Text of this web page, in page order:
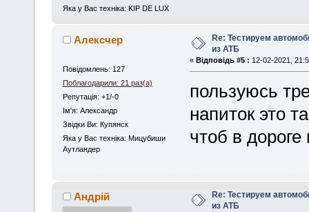
Яка у Вас техніка: KIP DE LUX
Алексчер
Повідомлень: 127
Поблагодарили: 21 раз(а)
Репутація: +1/-0
Iм'я: Александр
Звідки Ви: Купянск
Яка у Вас техніка: Мицубиши
Аутландер
Re: Тестируем
из АТБ
« Відповідь #5 : 12-02-2021,
пользуюсь
напиток это
чтоб в
Андрій
Re: Тестируем
из АТБ